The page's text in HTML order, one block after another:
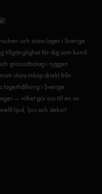
och stora lager i Sverige
tillgänglighet för dig som kund.
grossistbolag i ryggen
stora inköp direkt från
lagerhållning i Sverige
— vilket gör oss till en av
ljud, ljus och dekor!